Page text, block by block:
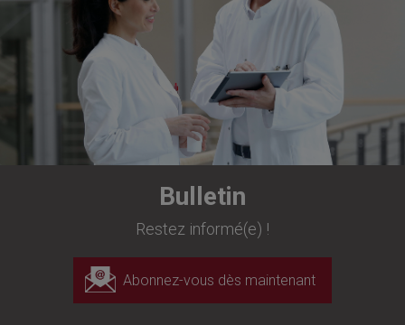
Bulletin
Restez informé(e) !
Abonnez-vous dès maintenant